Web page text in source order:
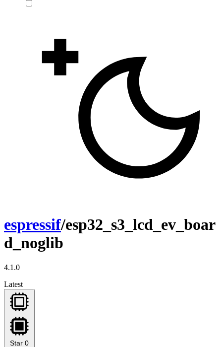
espressif/esp32_s3_lcd_ev_boar
d_noglib
4.1.0
Latest
Star 0